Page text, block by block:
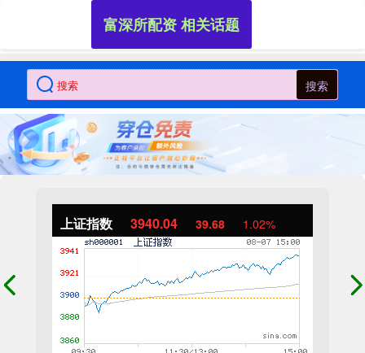
搜索
上证指数 3940.04 39.68 1.02%
富深所配资 相关话题